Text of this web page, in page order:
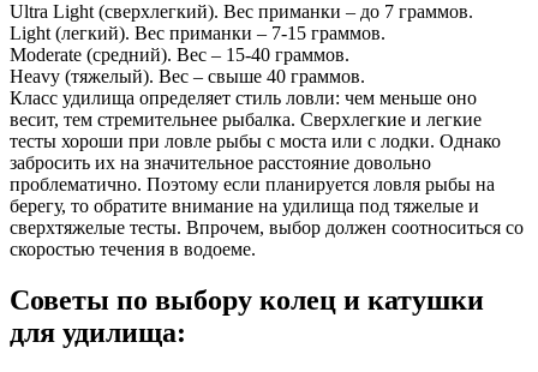
Ultra Light (сверхлегкий). Вес приманки – до 7 граммов.
Light (легкий). Вес приманки – 7-15 граммов.
Moderate (средний). Вес – 15-40 граммов.
Heavy (тяжелый). Вес – свыше 40 граммов.
Класс удилища определяет стиль ловли: чем меньше оно
весит, тем стремительнее рыбалка. Сверхлегкие и легкие
тесты хороши при ловле рыбы с моста или с лодки. Однако
забросить их на значительное расстояние довольно
проблематично. Поэтому если планируется ловля рыбы на
берегу, то обратите внимание на удилища под тяжелые и
сверхтяжелые тесты. Впрочем, выбор должен соотноситься со
скоростью течения в водоеме.
Советы по выбору колец и катушки
для удилища: